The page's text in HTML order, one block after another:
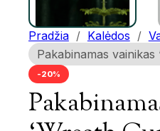
Pradžia / Kalėdos /
Pakabinamas vainikas
-20%